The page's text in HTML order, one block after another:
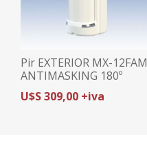
Pir EXTERIOR MX-12FAM
ANTIMASKING 180º
TAKEX
U$S 309,00 +iva